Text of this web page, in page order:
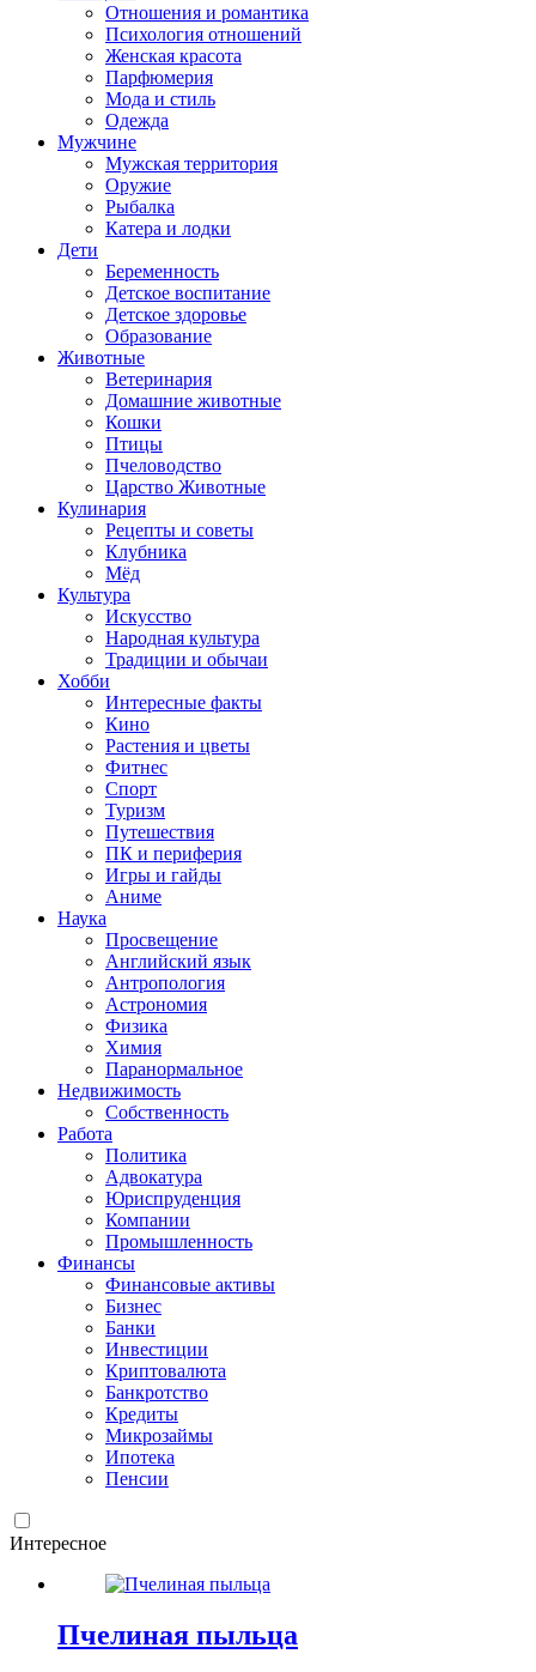
Отношения и романтика
Психология отношений
Женская красота
Парфюмерия
Мода и стиль
Одежда
Мужчине
Мужская территория
Оружие
Рыбалка
Катера и лодки
Дети
Беременность
Детское воспитание
Детское здоровье
Образование
Животные
Ветеринария
Домашние животные
Кошки
Птицы
Пчеловодство
Царство Животные
Кулинария
Рецепты и советы
Клубника
Мёд
Культура
Искусство
Народная культура
Традиции и обычаи
Хобби
Интересные факты
Кино
Растения и цветы
Фитнес
Спорт
Туризм
Путешествия
ПК и периферия
Игры и гайды
Аниме
Наука
Просвещение
Английский язык
Антропология
Астрономия
Физика
Химия
Паранормальное
Недвижимость
Собственность
Работа
Политика
Адвокатура
Юриспруденция
Компании
Промышленность
Финансы
Финансовые активы
Бизнес
Банки
Инвестиции
Криптовалюта
Банкротство
Кредиты
Микрозаймы
Ипотека
Пенсии
Интересное
Пчелиная пыльца